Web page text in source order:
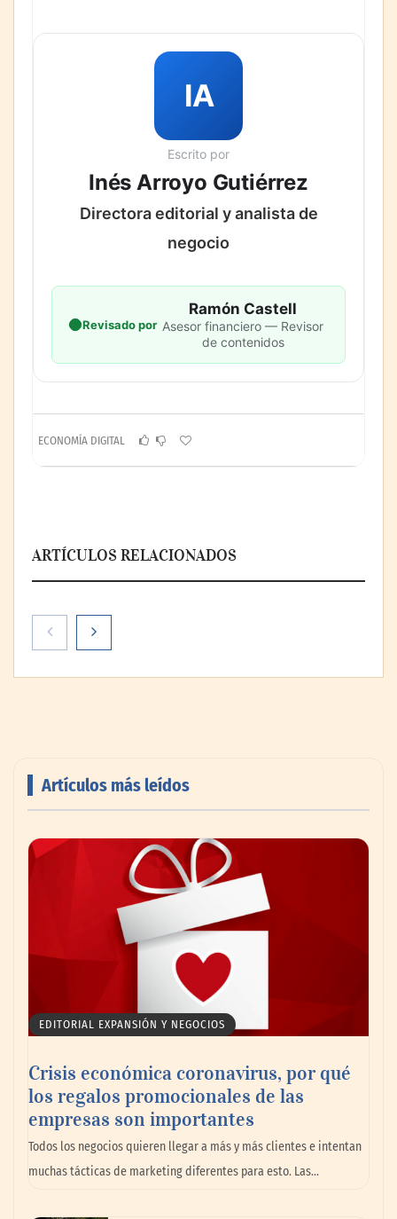
IA
Escrito por
Inés Arroyo Gutiérrez
Directora editorial y analista de
negocio
Revisado por
Ramón Castell
Asesor financiero — Revisor
de contenidos
ECONOMÍA DIGITAL
ARTÍCULOS RELACIONADOS
impulsando la colaboración en el sector
La omnicanalidad redefine la forma de
planear viajes en México
Artículos más leídos
EDITORIAL EXPANSIÓN Y NEGOCIOS
Crisis económica coronavirus, por qué
los regalos promocionales de las
empresas son importantes
Todos los negocios quieren llegar a más y más clientes e intentan
muchas tácticas de marketing diferentes para esto. Las…